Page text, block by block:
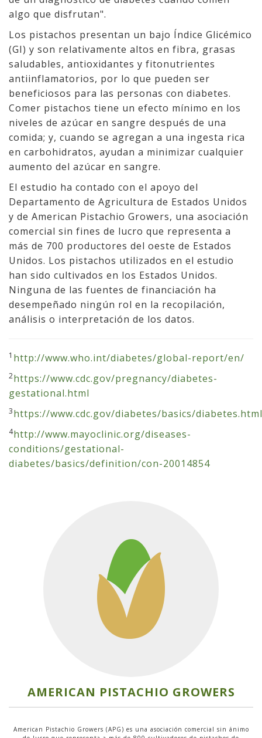
algo que disfrutan".
Los pistachos presentan un bajo Índice Glicémico
(GI) y son relativamente altos en fibra, grasas
saludables, antioxidantes y fitonutrientes
antiinflamatorios, por lo que pueden ser
beneficiosos para las personas con diabetes.
Comer pistachos tiene un efecto mínimo en los
niveles de azúcar en sangre después de una
comida; y, cuando se agregan a una ingesta rica
en carbohidratos, ayudan a minimizar cualquier
aumento del azúcar en sangre.
El estudio ha contado con el apoyo del
Departamento de Agricultura de Estados Unidos
y de American Pistachio Growers, una asociación
comercial sin fines de lucro que representa a
más de 700 productores del oeste de Estados
Unidos. Los pistachos utilizados en el estudio
han sido cultivados en los Estados Unidos.
Ninguna de las fuentes de financiación ha
desempeñado ningún rol en la recopilación,
análisis o interpretación de los datos.
1 http://www.who.int/diabetes/global-report/en/
2https://www.cdc.gov/pregnancy/diabetes-
gestational.html
3https://www.cdc.gov/diabetes/basics/diabetes.html
4http://www.mayoclinic.org/diseases-
conditions/gestational-
diabetes/basics/definition/con-20014854
AMERICAN PISTACHIO GROWERS
American Pistachio Growers (APG) es una asociación comercial sin ánimo